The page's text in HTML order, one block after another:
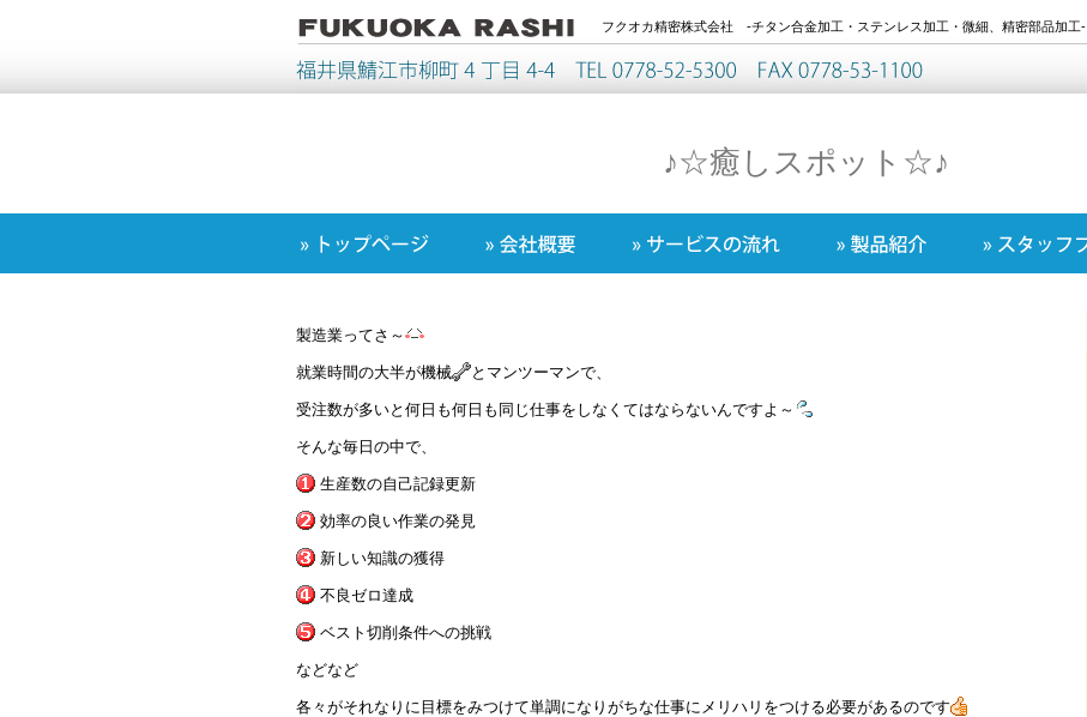
フクオカ精密株式会社 -チタン合金加工・ステンレス加工・微細、精密部品加工-
♪☆癒しスポット☆♪
製造業ってさ～
就業時間の大半が機械 とマンツーマンで、
受注数が多いと何日も何日も同じ仕事をしなくてはならないんですよ～
そんな毎日の中で、
生産数の自己記録更新
効率の良い作業の発見
新しい知識の獲得
不良ゼロ達成
ベスト切削条件への挑戦
などなど
各々がそれなりに目標をみつけて単調になりがちな仕事にメリハリをつける必要があるのです